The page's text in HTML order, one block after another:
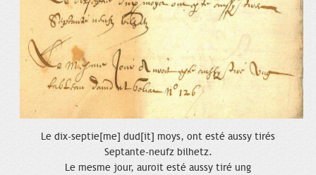
Le dix-septie[me] dud[it] moys, ont esté aussy tirés
Septante-neufz bilhetz.
Le mesme jour, auroit esté aussy tiré ung